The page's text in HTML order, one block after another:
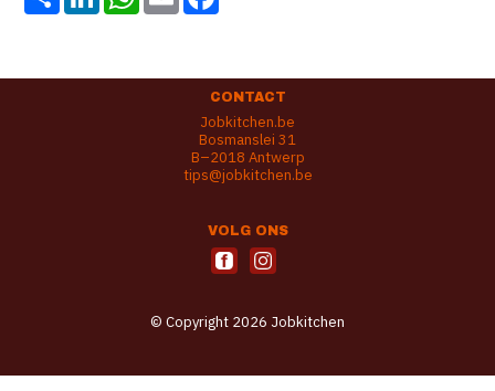
CONTACT
Jobkitchen.be
Bosmanslei 31
B–2018 Antwerp
tips@jobkitchen.be
VOLG ONS
© Copyright 2026 Jobkitchen